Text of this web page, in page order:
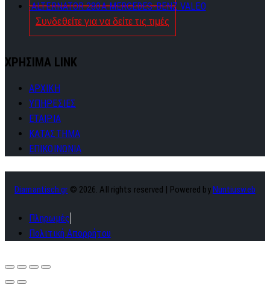
ALTERNATOR 280A MERCEDES-BENZ VALEO
Συνδεθείτε για να δείτε τις τιμές
ΧΡΗΣΙΜΑ LINK
ΑΡΧΙΚΗ
ΥΠΗΡΕΣΙΕΣ
ΕΤΑΙΡΙΑ
ΚΑΤΑΣΤΗΜΑ
ΕΠΙΚΟΙΝΩΝΙΑ
Diamantisch.gr © 2026. All rights reserved | Powered by Nuntiusweb
Πληρωμές
Πολιτική Απορρήτου